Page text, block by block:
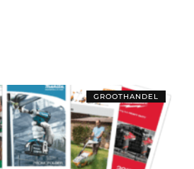
GROOTHANDEL